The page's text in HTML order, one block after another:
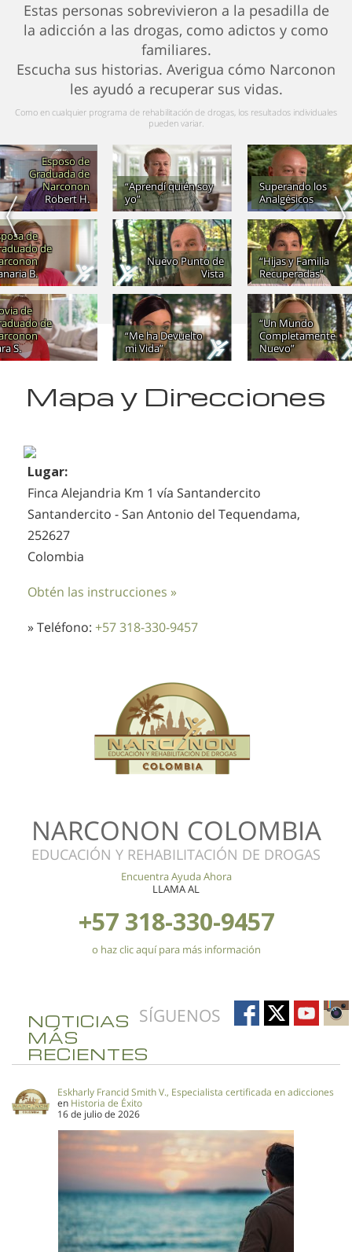
Estas personas sobrevivieron a la pesadilla de
la adicción a las drogas, como adictos y como
familiares.
Escucha sus historias. Averigua cómo Narconon
les ayudó a recuperar sus vidas.
Como en cualquier programa de rehabilitación de drogas, los resultados individuales
pueden variar.
Esposo de
Graduada de
Narconon
Robert H.
de
de
B.
de
de
S.
“Aprendí quién soy
yo”
Nuevo Punto de
Vista
“Me ha Devuelto
mi Vida”
Superando los
Analgésicos
“Hijas y Familia
Recuperadas”
“Un Mundo
Completamente
Nuevo”
Mapa y Direcciones
Lugar:
Finca Alejandria Km 1 vía Santandercito
Santandercito - San Antonio del Tequendama,
252627
Colombia
Obtén las instrucciones »
» Teléfono: +57 318-330-9457
NARCONON COLOMBIA
EDUCACIÓN Y REHABILITACIÓN DE DROGAS
Encuentra Ayuda Ahora
LLAMA AL
+57 318-330-9457
o haz clic aquí para más información
SÍGUENOS
NOTICIAS
MÁS
RECIENTES
Eskharly Francid Smith V., Especialista certificada en adicciones
en Historia de Éxito
16 de julio de 2026